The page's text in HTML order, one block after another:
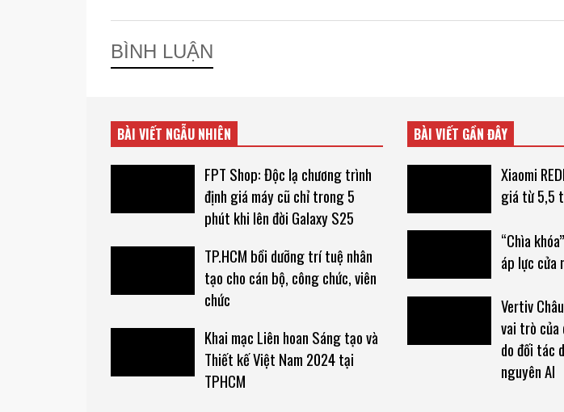
BÌNH LUẬN
BÀI VIẾT NGẪU NHIÊN
FPT Shop: Độc lạ chương trình
định giá máy cũ chỉ trong 5
phút khi lên đời Galaxy S25
TP.HCM bồi dưỡng trí tuệ nhân
tạo cho cán bộ, công chức, viên
chức
Khai mạc Liên hoan Sáng tạo và
Thiết kế Việt Nam 2024 tại
TPHCM
BÀI VIẾT GẦN ĐÂY
Xiaomi
giá từ 5,5
“Chìa
áp lực cửa
Vertiv
vai trò của
do đối tác
nguyên AI